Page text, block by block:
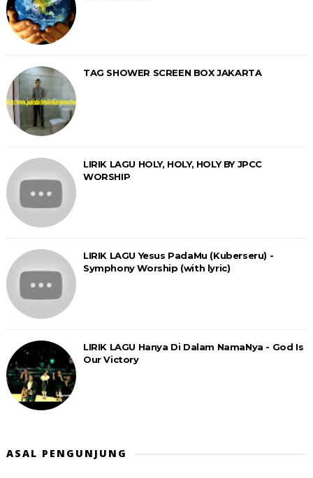
TAG SHOWER SCREEN BOX JAKARTA
LIRIK LAGU HOLY, HOLY, HOLY BY JPCC
WORSHIP
LIRIK LAGU Yesus PadaMu (Kuberseru) -
Symphony Worship (with lyric)
LIRIK LAGU Hanya Di Dalam NamaNya - God Is
Our Victory
ASAL PENGUNJUNG